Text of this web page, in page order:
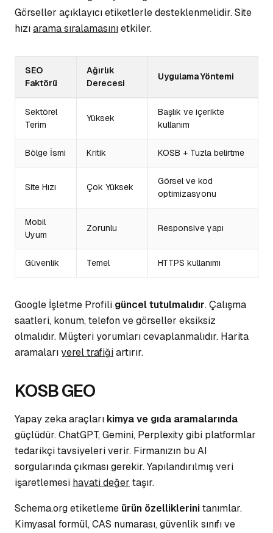
Görseller açıklayıcı etiketlerle desteklenmelidir. Site
hızıarama sıralamasınıetkiler.
SEO
Faktörü
Ağırlık
Derecesi
Uygulama Yöntemi
Sektörel
Terim
Yüksek
Başlık ve içerikte
kullanım
Bölge İsmi Kritik KOSB + Tuzla belirtme
Site Hızı Çok Yüksek
Görsel ve kod
optimizasyonu
Mobil
Uyum
Zorunlu Responsive yapı
Güvenlik Temel HTTPS kullanımı
Google İşletme Profili güncel tutulmalıdır. Çalışma
saatleri, konum, telefon vegörseller eksiksiz
olmalıdır. Müşteri yorumları cevaplanmalıdır. Harita
aramalarıyerel trafiğiartırır.
KOSB GEO
Yapay zeka araçları kimya ve gıda aramalarında
güçlüdür. ChatGPT, Gemini, Perplexity gibi platformlar
tedarikçi tavsiyeleri verir. Firmanızın buAI
sorgularındaçıkması gerekir. Yapılandırılmış veri
işaretlemesi hayati değer taşır.
Schema.org etiketleme ürün özelliklerinitanımlar.
Kimyasal formül, CAS numarası, güvenlik sınıfı ve